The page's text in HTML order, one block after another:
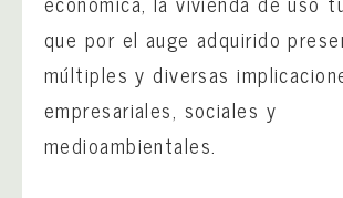
que por el auge adquirido
múltiples y diversas
empresariales, sociales y
medioambientales.